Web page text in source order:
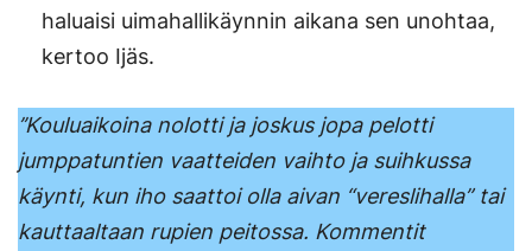
haluaisi uimahallikäynnin aikana sen unohtaa,
kertoo Ijäs.
’’Kouluaikoina nolotti ja joskus jopa pelotti
jumppatuntien vaatteiden vaihto ja suihkussa
käynti, kun iho saattoi olla aivan “vereslihalla” tai
kauttaaltaan rupien peitossa. Kommentit